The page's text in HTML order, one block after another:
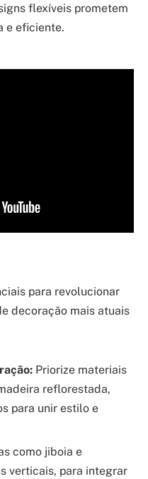
flexíveis prometem
e eficiente.
para revolucionar
decoração mais atuais
Priorize materiais
reflorestada,
para unir estilo e
como jiboia e
verticais, para integrar